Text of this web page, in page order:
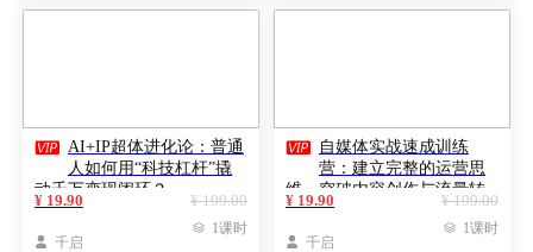
 AI+IP超体进化论：普通
人如何用“科技杠杆”撬
动千万变现闭环？
¥ 199.00
¥ 19.90
 千启
 1课时
 自媒体实战速成训练
营：建立完整的运营思
维，突破内容创作与流量转
化瓶颈
¥ 199.00
¥ 19.90
 千启
 1课时